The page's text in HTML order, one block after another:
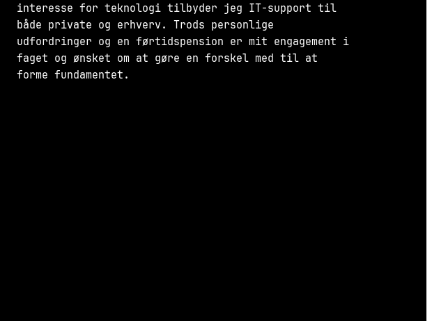
interesse for teknologi tilbyder jeg IT-support til
både private og erhverv. Trods personlige
udfordringer og en førtidspension er mit engagement i
faget og ønsket om at gøre en forskel med til at
forme fundamentet.